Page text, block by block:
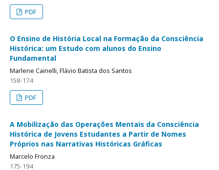
PDF
O Ensino de História Local na Formação da Consciência
Histórica: um Estudo com alunos do Ensino
Fundamental
Marlene Cainelli, Flávio Batista dos Santos
158-174
PDF
A Mobilização das Operações Mentais da Consciência
Histórica de Jovens Estudantes a Partir de Nomes
Próprios nas Narrativas Históricas Gráficas
Marcelo Fronza
175-194